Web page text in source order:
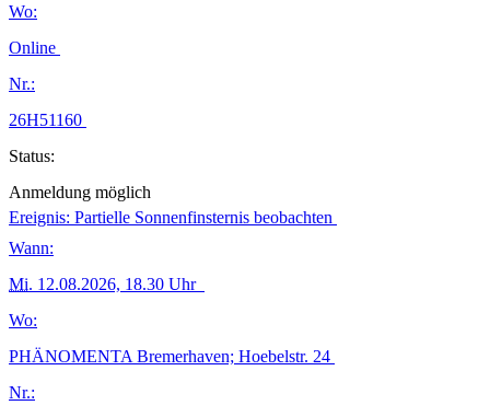
Wo:
Online
Nr.:
26H51160
Status:
Anmeldung möglich
Ereignis: Partielle Sonnenfinsternis beobachten
Wann:
Mi. 12.08.2026, 18.30 Uhr
Wo:
PHÄNOMENTA Bremerhaven; Hoebelstr. 24
Nr.: